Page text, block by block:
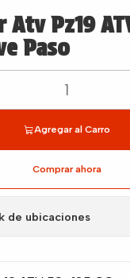
Atv Pz19
Paso
Agregar al Carro
Comprar ahora
de ubicaciones